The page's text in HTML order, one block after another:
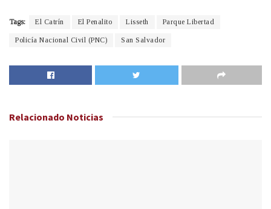
Tags: El Catrín El Penalito Lisseth Parque Libertad
Policía Nacional Civil (PNC) San Salvador
Relacionado Noticias